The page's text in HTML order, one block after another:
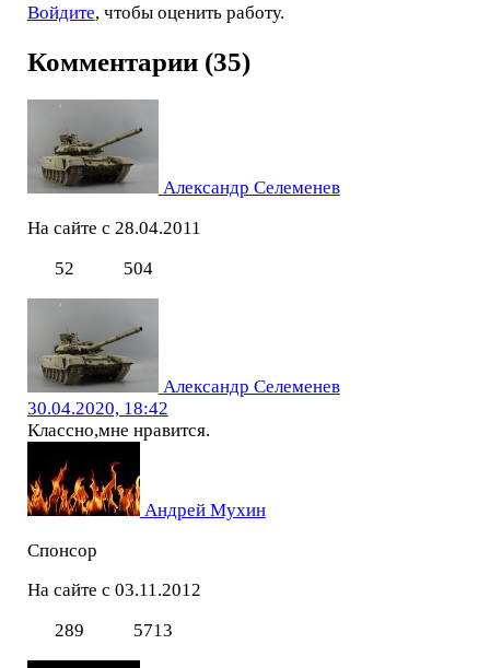
Войдите, чтобы оценить работу.
Комментарии (35)
Александр Селеменев
На сайте с 28.04.2011
52
504
Александр Селеменев
30.04.2020, 18:42
Классно,мне нравится.
Андрей Мухин
Спонсор
На сайте с 03.11.2012
289
5713